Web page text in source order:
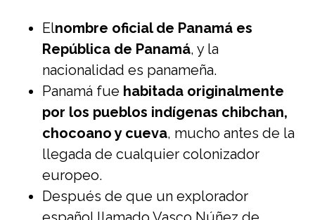
Elnombre oficial de Panamá es
República de Panamá, y la
nacionalidad es panameña.
Panamá fue habitada originalmente
por los pueblos indígenas chibchan,
chocoano y cueva, mucho antes de la
llegada de cualquier colonizador
europeo.
Después de que un explorador